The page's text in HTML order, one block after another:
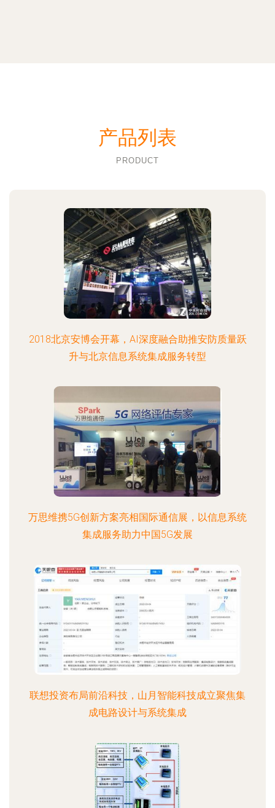
产品列表
PRODUCT
2018北京安博会开幕，AI深度融合助推安防质量跃
升与北京信息系统集成服务转型
万思维携5G创新方案亮相国际通信展，以信息系统
集成服务助力中国5G发展
联想投资布局前沿科技，山月智能科技成立聚焦集
成电路设计与系统集成